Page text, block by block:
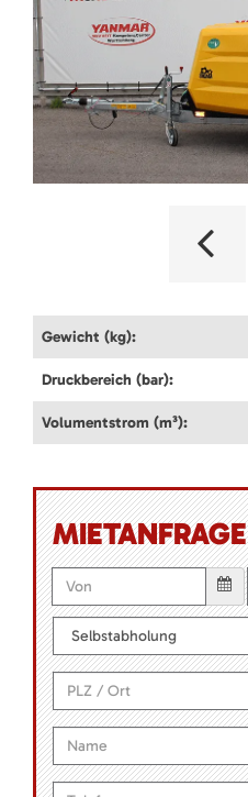
Gewicht (kg):
Druckbereich (bar):
Volumentstrom (m³):
MIETANFRAGE